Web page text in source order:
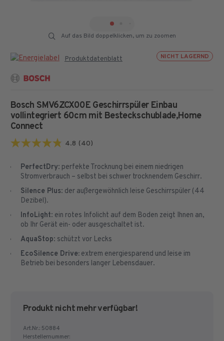
Auf das Bild doppelklicken, um zu zoomen
Produktdatenblatt NICHT LAGERND
Bosch SMV6ZCX00E Geschirrspüler Einbau
vollintegriert 60cm mit Besteckschublade,Home
Connect
4.8 (40)
4.8
PerfectDry: perfekte Trocknung bei einem niedrigen
Stromverbrauch – selbst bei schwer trocknendem Geschirr.
Silence Plus: der außergewöhnlich leise Geschirrspüler (44
Dezibel).
InfoLight: ein rotes Infolicht auf dem Boden zeigt Ihnen an,
ob Ihr Gerät ein- oder ausgeschaltet ist.
AquaStop: schützt vor Lecks
EcoSilence Drive:extrem energiesparend und leise im
Betrieb bei besonders langer Lebensdauer.
Produkt nicht mehr verfügbar!
Art.Nr.:50884
Herstellernummer: